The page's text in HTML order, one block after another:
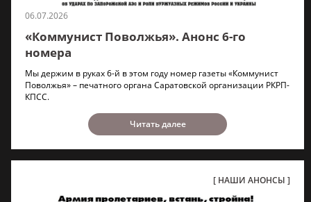
06.07.2026
«Коммунист Поволжья». Анонс 6-го
номера
Мы держим в руках 6-й в этом году номер газеты «Коммунист
Поволжья» – печатного органа Саратовской организации РКРП-
КПСС.
Читать далее
НАШИ АНОНСЫ